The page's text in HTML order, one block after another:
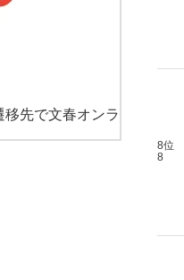
移先で文春オンラ
8位
8